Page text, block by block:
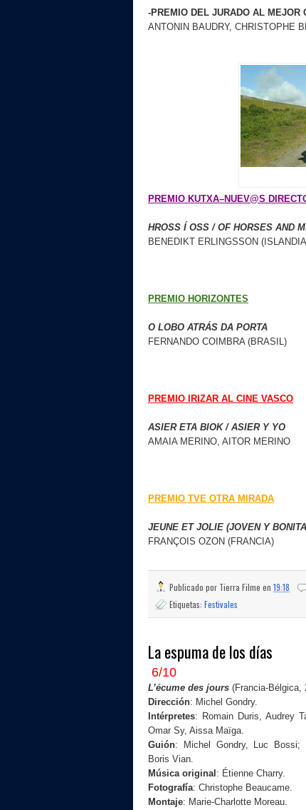
-PREMIO DEL JURADO AL MEJOR
ANTONIN BAUDRY, CHRISTOPHE
PREMIO KUTXA–NUEV@S
HROSS Í OSS / OF HORSES AND
BENEDIKT ERLINGSSON
PREMIO HORIZONTES
O LOBO ATRÁS DA PORTA
FERNANDO COIMBRA (BRASIL)
PREMIO IRIZAR AL CINE VASCO
ASIER ETA BIOK / ASIER Y YO
AMAIA MERINO, AITOR MERINO
PREMIO TVE OTRA MIRADA
JEUNE ET JOLIE (JOVEN Y
FRANÇOIS OZON (FRANCIA)
Publicado por Tierra Filme en 19:18
Etiquetas: Festivales
La espuma de los días
6/10
L’écume des jours (Francia-Bélgica,
Dirección: Michel Gondry.
Intérpretes: Romain Duris, Audrey
Omar Sy, Aissa Maïga.
Guión: Michel Gondry, Luc Bossi;
Boris Vian.
Música original : Étienne Charry.
Fotografía: Christophe Beaucame.
Montaje: Marie-Charlotte Moreau.